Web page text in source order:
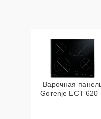
Варочная
Gorenje ECT 620